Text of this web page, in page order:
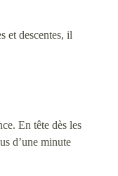
et descentes, il
En tête dès les
d’une minute